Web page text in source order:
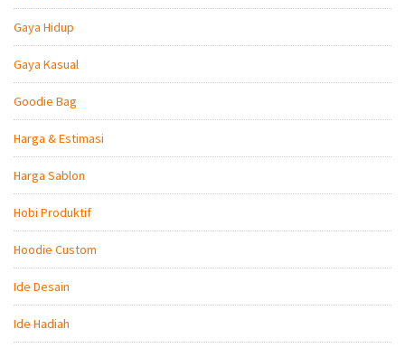
Gaya Hidup
Gaya Kasual
Goodie Bag
Harga & Estimasi
Harga Sablon
Hobi Produktif
Hoodie Custom
Ide Desain
Ide Hadiah